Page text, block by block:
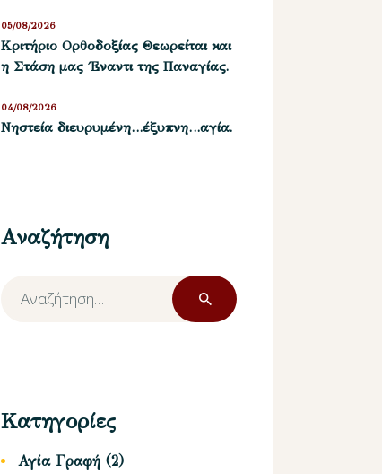
Kριτήριο Oρθοδοξίας Θεωρείται και
η Στάση μας ΄Εναντι της Παναγίας.
05/08/2026
Νηστεία διευρυμένη…έξυπνη…αγία.
04/08/2026
Αναζήτηση
Αναζήτηση
για:
Κατηγορίες
Αγία Γραφή (2)